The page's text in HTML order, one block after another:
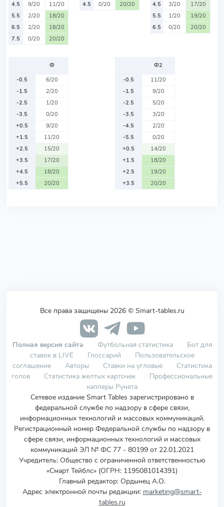
4.5
9/20
11/20
5.5
2/20
18/20
6.5
2/20
18/20
7.5
0/20 20/20
4.5
0/20 20/20
4.5
3/20
17/20
5.5
1/20
19/20
6.5
0/20 20/20
Ф
-0.5
6/20
-1.5
2/20
-2.5
1/20
-3.5
0/20
+0.5
9/20
+1.5
11/20
+2.5
15/20
+3.5
17/20
+4.5
18/20
+5.5
20/20
Ф2
-0.5
11/20
-1.5
9/20
-2.5
5/20
-3.5
3/20
-4.5
2/20
-5.5
0/20
+0.5
14/20
+1.5
18/20
+2.5
19/20
+3.5
20/20
Все права защищены 2026 © Smart-tables.ru
Полная версия сайта Футбольная статистика
Бот для
ставок в LIVE
Глоссарий
Пользовательское
соглашение
Авторы Ставки на угловые
Статистика
голов
Статистика желтых карточек
Профессиональные
капперы Рунета
Сетевое издание Smart Tables зарегистрировано в
федеральной службе по надзору в сфере связи,
информационных технологий и массовых коммуникаций.
Регистрационный номер Федеральной службы по надзору в
сфере связи, информационных технологий и массовых
коммуникаций ЭЛ № ФС 77 - 80199 от 22.01.2021
Учредитель: Общество с ограниченной ответственностью
«Смарт Тейблс» (ОГРН: 1195081014391)
Главный редактор: Ордынец А.О.
Адрес электронной почты редакции: marketing@smart-
tables.ru